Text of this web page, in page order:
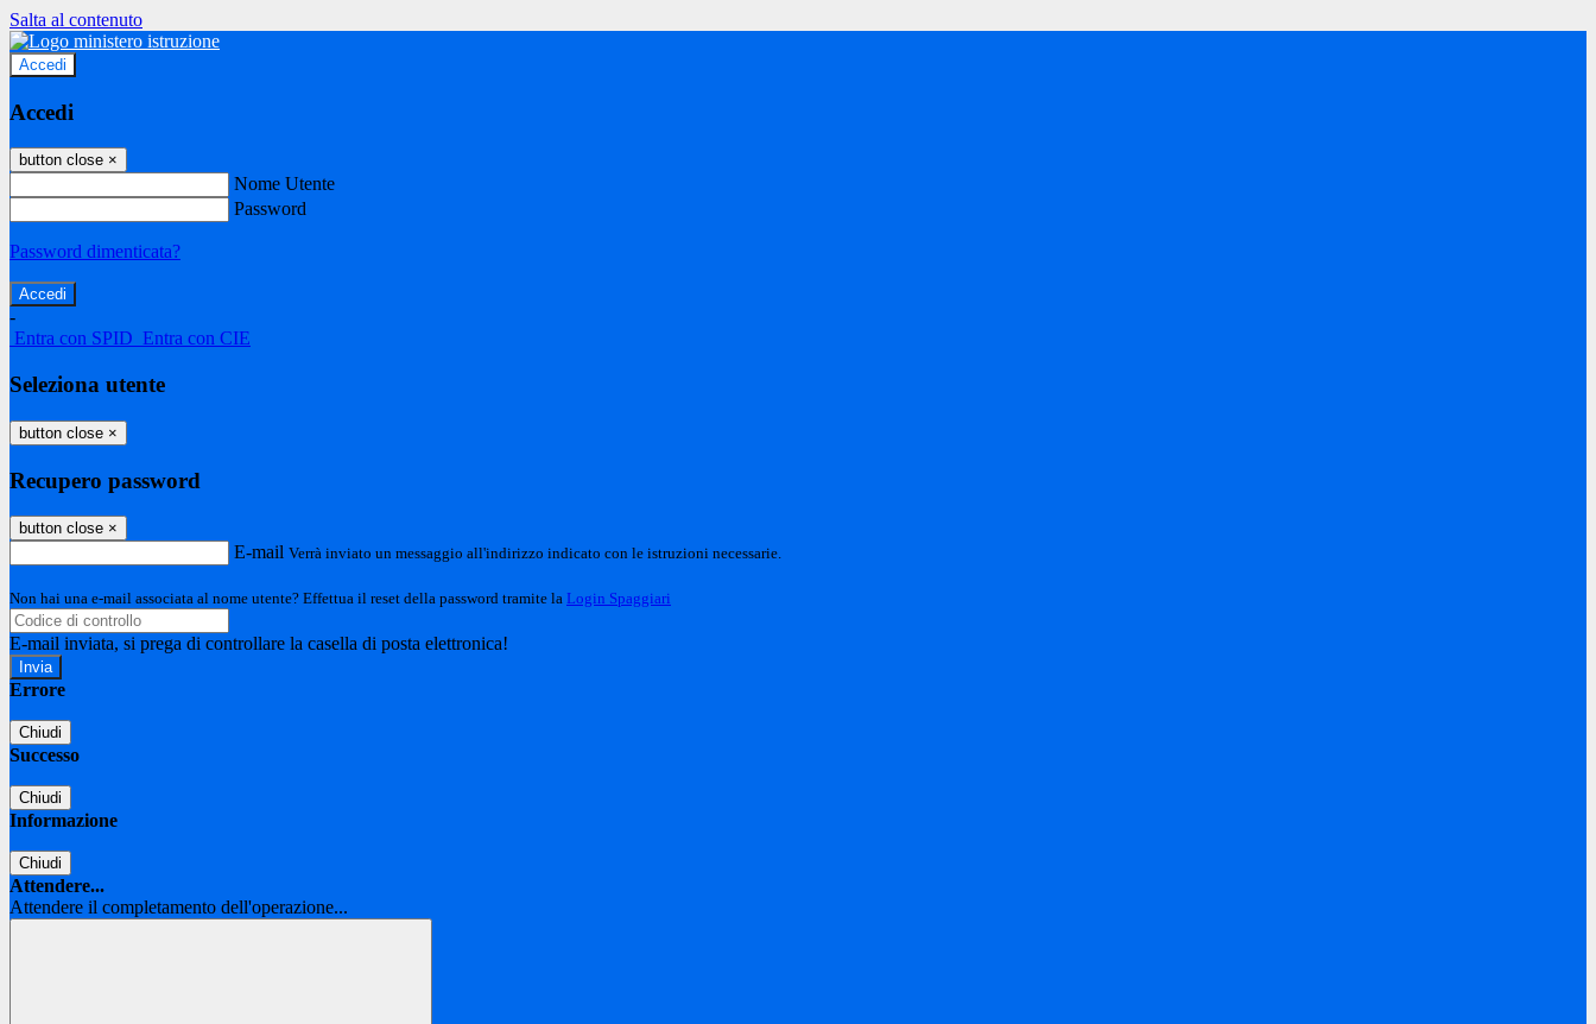
Salta al contenuto
Accedi
Accedi
button close ×
Nome Utente
Password
Password dimenticata?
-
Entra con SPID Entra con CIE
Seleziona utente
button close ×
Recupero password
button close ×
E-mail Verrà inviato un messaggio all'indirizzo indicato con le istruzioni necessarie.
Non hai una e-mail associata al nome utente? Effettua il reset della password tramite la Login Spaggiari
E-mail inviata, si prega di controllare la casella di posta elettronica!
Errore
Chiudi
Successo
Chiudi
Informazione
Chiudi
Attendere...
Attendere il completamento dell'operazione...